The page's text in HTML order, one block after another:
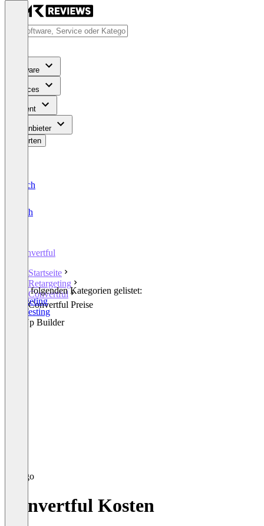
Software
Services
Content
Für Anbieter
Bewerten
Deutsch
English
Convertful
Startseite
Retargeting
Convertful
Convertful Preise
In den folgenden Kategorien gelistet:
Retargeting
A/B Testing
Pop-Up Builder
Convertful Kosten